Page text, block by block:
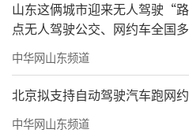
生活提升，为数字城市建
山东这俩城市迎来无人驾驶“
点无人驾驶公交、网约车全国
路
中华网山东频道
北京拟支持自动驾驶汽车跑网
中华网山东频道